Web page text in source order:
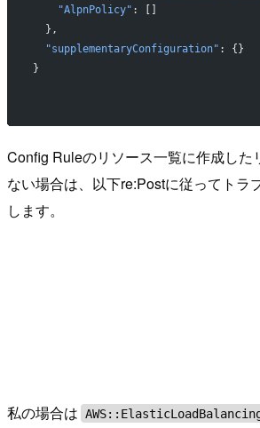
    "AlpnPolicy"
: []
  },
  "supplementaryConfiguration"
: {}
}
Config Ruleのリソース一覧に作成した
ない場合は、以下re:Postに従ってトラ
します。
私の場合は